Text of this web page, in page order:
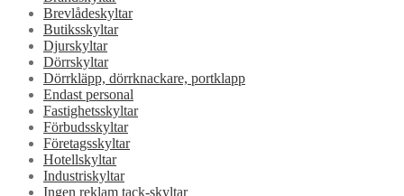
Brevlådeskyltar
Butiksskyltar
Djurskyltar
Dörrskyltar
Dörrkläpp, dörrknackare, portklapp
Endast personal
Fastighetsskyltar
Förbudsskyltar
Företagsskyltar
Hotellskyltar
Industriskyltar
Ingen reklam tack-skyltar